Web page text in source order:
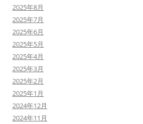
2025年8月
2025年7月
2025年6月
2025年5月
2025年4月
2025年3月
2025年2月
2025年1月
2024年12月
2024年11月